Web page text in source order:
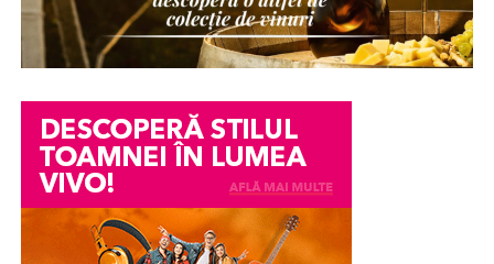
pe verticală în mai multe spații individuale, fiecare
prevăzut cu propria ușă.
Această compartimentare permite utilizarea aceluiași
corp de mobilier de către mai mulți utilizatori simultan.
Fiecare compartiment oferă suficient spațiu pentru
depozitarea obiectelor personale, precum haine
împăturite, încălțăminte, echipamente de lucru sau
accesorii utilizate zilnic.